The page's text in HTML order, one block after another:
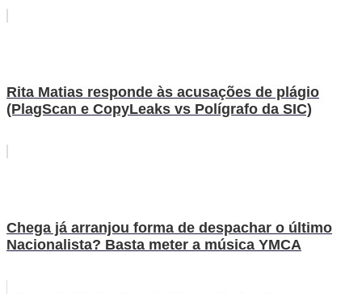
Rita Matias responde às acusações de plágio
(PlagScan e CopyLeaks vs Polígrafo da SIC)
Chega já arranjou forma de despachar o último
Nacionalista? Basta meter a música YMCA